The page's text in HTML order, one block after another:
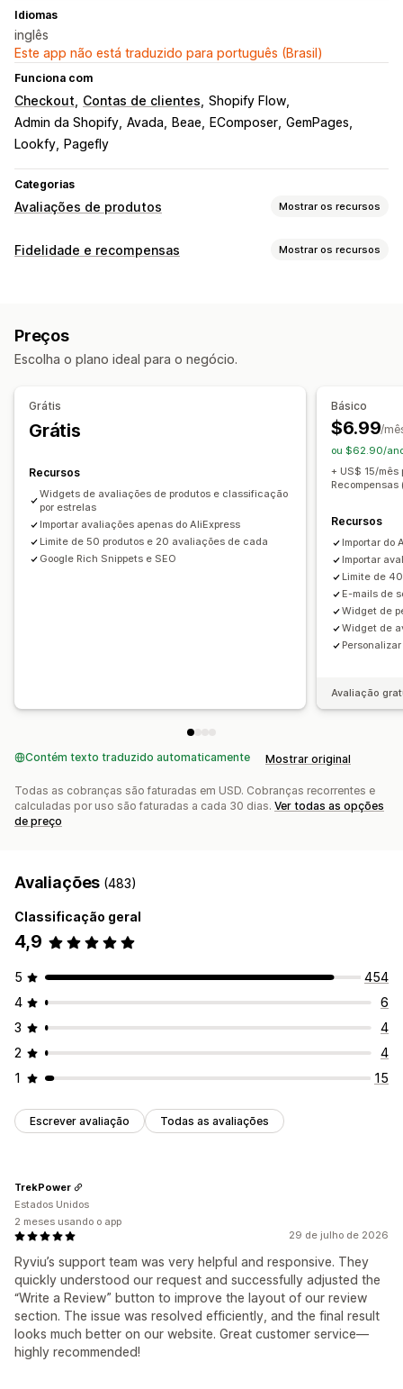
Idiomas
inglês
Este app não está traduzido para português (Brasil)
Funciona com
Checkout Contas de clientes Shopify Flow
Admin da Shopify Avada Beae EComposer GemPages
Lookfy
Pagefly
Categorias
Avaliações de produtos Mostrar os recursos
Opções de exibição
Página de todas as avaliações
Highlights de avaliações Resumos de avaliações
Maneiras de obter avaliações
Importação e exportação
Fidelidade e recompensas Mostrar os recursos
Recompensas que você pode oferecer
Preços
Escolha o plano ideal para o negócio.
Grátis
Grátis
Recursos
Widgets de avaliações de produtos e classificação
por estrelas
Importar avaliações apenas do AliExpress
Limite de 50 produtos e 20 avaliações de cada
Google Rich Snippets e SEO
Básico
$6.99/
ou $62.90/
+ US$ 15/mês
Recursos
Importar do
Importar
Limite de
E-mails de
Widget de
Widget de
Avaliação
Contém texto traduzido automaticamente Mostrar original
Todas as cobranças são faturadas em USD. Cobranças recorrentes e
calculadas por uso são faturadas a cada 30 dias. Ver todas as opções
de preço
Avaliações (483)
Classificação geral
4,9
5
454
4
6
3
4
2
4
1
15
Escrever avaliação Todas as avaliações
29 de julho de 2026
Ryviu’s support team was very helpful and responsive. They
quickly understood our request and successfully adjusted the
“Write a Review” button to improve the layout of our review
section. The issue was resolved efficiently, and the final result
looks much better on our website. Great customer service—
highly recommended!
TrekPower
Estados Unidos
2 meses usando o app